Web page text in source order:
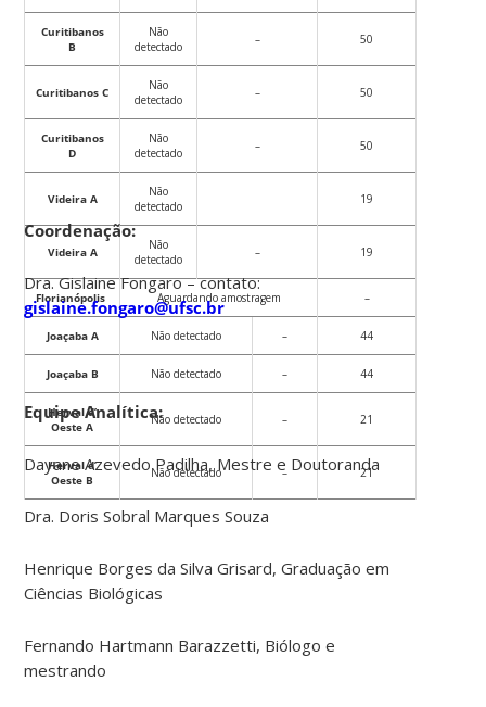
Curitibanos
B
Não
detectado
– 50
Curitibanos C
Não
detectado
– 50
Curitibanos
D
Não
detectado
– 50
Videira A
Não
detectado
19
Videira A
Não
detectado
– 19
Florianópolis Aguardando amostragem –
Joaçaba A Não detectado – 44
Joaçaba B Não detectado – 44
Herval d’
Oeste A
Não detectado – 21
Herval d’
Oeste B
Não detectado – 21
Coordenação:
Dra. Gislaine Fongaro – contato:
gislaine.fongaro@ufsc.br
Equipe Analítica:
Dayane Azevedo Padilha, Mestre e Doutoranda
Dra. Doris Sobral Marques Souza
Henrique Borges da Silva Grisard, Graduação em
Ciências Biológicas
Fernando Hartmann Barazzetti, Biólogo e
mestrando